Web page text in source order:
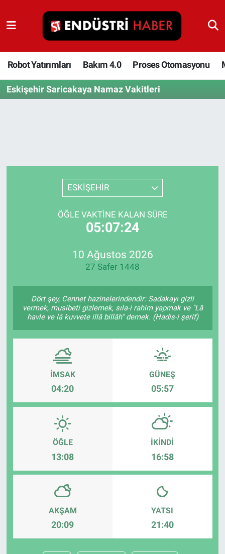
Robot Yatırımları Bakım 4.0 Proses Otomasyonu
Eskişehir Saricakaya Namaz Vakitleri
ESKİŞEHİR
ÖĞLE VAKTINE KALAN SÜRE
05:07:24
10 Ağustos 2026
27 Safer 1448
Dört şey, Cennet hazinelerindendir: Sadakayı gizli
vermek, musibeti gizlemek, sıla-i rahim yapmak ve "Lâ
havle ve lâ kuvvete illâ billâh" demek. (Hadis-i şerif)
İMSAK
04:20
GÜNEŞ
05:57
ÖĞLE
13:08
İKINDI
16:58
AKŞAM
20:09
YATSI
21:40
Robot Yatırımları
Bakım 4.0
Proses Otomasyonu
Depolama Çözümleri
İnşaat ve Malzeme
HaberOrtak
Enerjisini Üreten Fabrikalar
Endüstri 4.0 Uygulamaları
Ağır Sanayi Çözümleri